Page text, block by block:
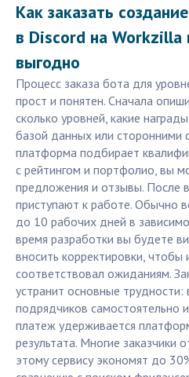
Как заказать
в Discord на Workzilla
выгодно
Процесс заказа бота для
прост и понятен. Сначала
сколько уровней, какие
базой данных или сторонними
платформа подбирает
с рейтингом и портфолио, вы
предложения и отзывы. После
приступают к работе. Обычно
до 10 рабочих дней в
время разработки вы будете
вносить корректировки, чтобы
соответствовал ожиданиям.
устранит основные трудности:
подрядчиков самостоятельно
платеж удерживается
результата. Многие заказчики
этому сервису экономят до